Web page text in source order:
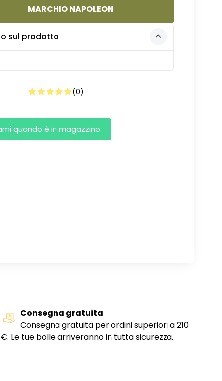
MARCHIO NAPOLEON
sul prodotto
(0)
Consegna gratuita
Consegna gratuita per ordini superiori a 210
€. Le tue bolle arriveranno in tutta sicurezza.